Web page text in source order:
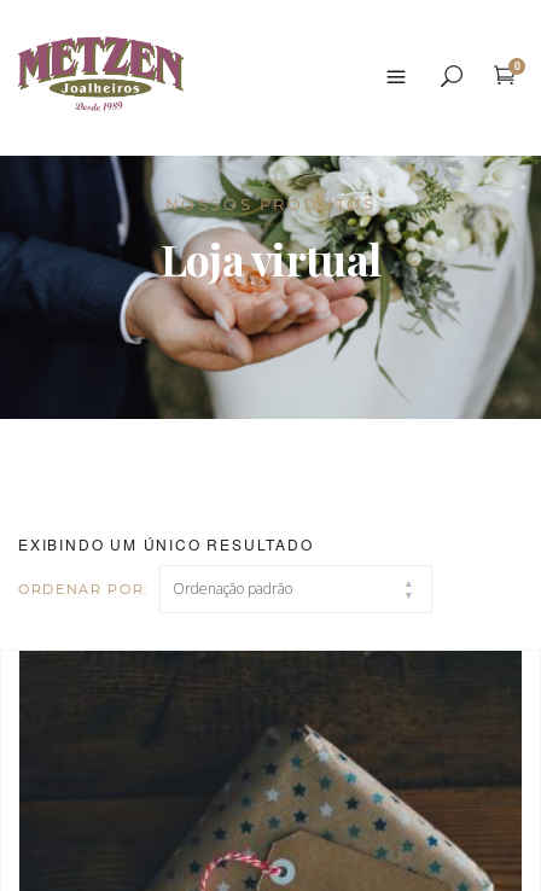
0
NOSSOS PRODUTOS
Loja virtual
EXIBINDO UM ÚNICO RESULTADO
ORDENAR POR: